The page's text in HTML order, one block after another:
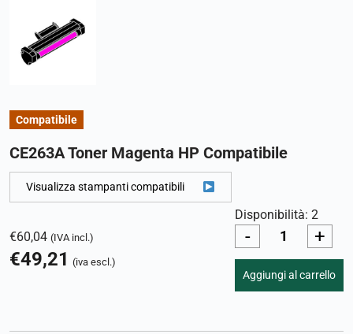
Compatibile
CE263A Toner Magenta HP Compatibile
Visualizza stampanti compatibili
€60,04 (IVA incl.)
€49,21 (iva escl.)
Disponibilità: 2
- +
Aggiungi al carrello